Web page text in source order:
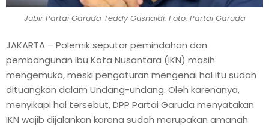
Jubir Partai Garuda Teddy Gusnaidi. Foto: Partai Garuda
JAKARTA – Polemik seputar pemindahan dan
pembangunan Ibu Kota Nusantara (IKN) masih
mengemuka, meski pengaturan mengenai hal itu sudah
dituangkan dalam Undang-undang. Oleh karenanya,
menyikapi hal tersebut, DPP Partai Garuda menyatakan
IKN wajib dijalankan karena sudah merupakan amanah